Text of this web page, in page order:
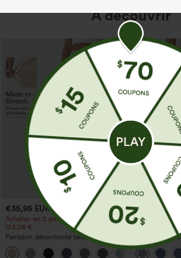
À découvrir
€35,95 EUR
Achetez-en 2 pour 61,54 € ou 4 pour
123,08 €.
Pantalon décontracté taille haute à
jambe droite, effet lin, avec poches
+5
€44,95 EUR
Achetez-en 2
123,08 €.
Jean
cordon de